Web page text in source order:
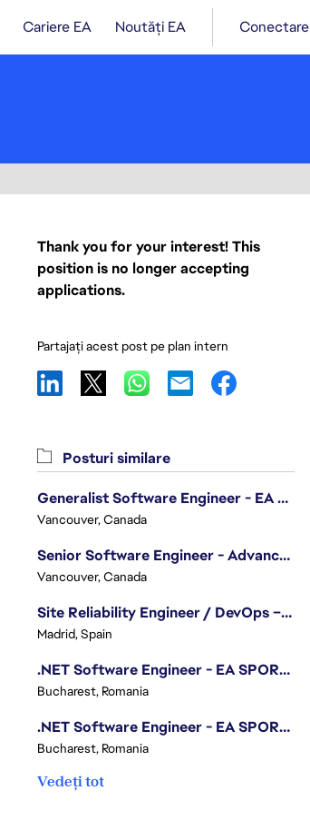
Cariere EA Noutăți EA Conectare
Thank you for your interest! This
position is no longer accepting
applications.
Partajați acest post pe plan intern
Posturi similare
Generalist Software Engineer - EA Sports FC
Vancouver, Canada
Senior Software Engineer - Advanced Technology Group
Vancouver, Canada
Site Reliability Engineer / DevOps – Localization
Madrid, Spain
.NET Software Engineer - EA SPORTS™ FC
Bucharest, Romania
.NET Software Engineer - EA SPORTS™ FC
Bucharest, Romania
Vedeți tot